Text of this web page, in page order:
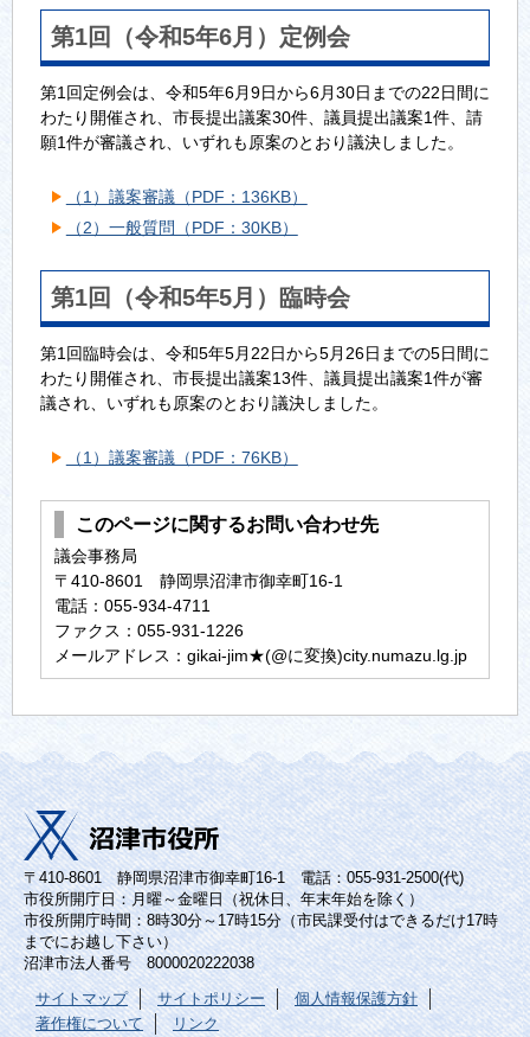
第1回（令和5年6月）定例会
第1回定例会は、令和5年6月9日から6月30日までの22日間に
わたり開催され、市長提出議案30件、議員提出議案1件、請
願1件が審議され、いずれも原案のとおり議決しました。
（1）議案審議（PDF：136KB）
（2）一般質問（PDF：30KB）
第1回（令和5年5月）臨時会
第1回臨時会は、令和5年5月22日から5月26日までの5日間に
わたり開催され、市長提出議案13件、議員提出議案1件が審
議され、いずれも原案のとおり議決しました。
（1）議案審議（PDF：76KB）
このページに関するお問い合わせ先
議会事務局
〒410-8601 静岡県沼津市御幸町16-1
電話：055-934-4711
ファクス：055-931-1226
メールアドレス：gikai-jim★(@に変換)city.numazu.lg.jp
〒410-8601 静岡県沼津市御幸町16-1 電話：055-931-2500(代)
市役所開庁日：月曜～金曜日（祝休日、年末年始を除く）
市役所開庁時間：8時30分～17時15分（市民課受付はできるだけ17時
までにお越し下さい）
沼津市法人番号 8000020222038
サイトマップ サイトポリシー
個人情報保護方針
著作権について
リンク